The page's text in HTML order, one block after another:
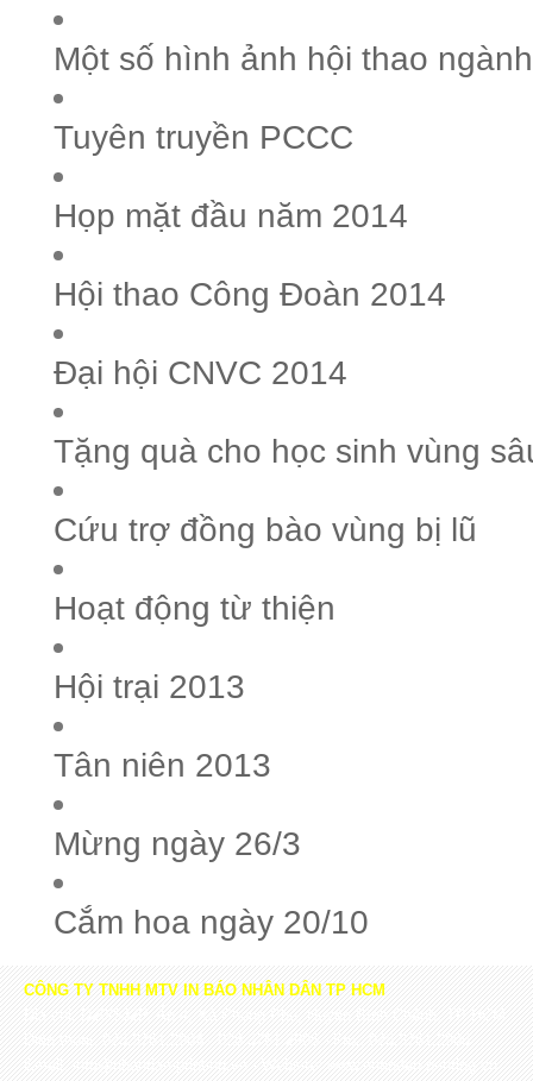
Một số hình ảnh hội thao
Tuyên truyền PCCC
Họp mặt đầu năm 2014
Hội thao Công Đoàn 2014
Đại hội CNVC 2014
Tặng quà cho học sinh vùng
Cứu trợ đồng bào vùng bị lũ
Hoạt động từ thiện
Hội trại 2013
Tân niên 2013
Mừng ngày 26/3
Cắm hoa ngày 20/10
CÔNG TY TNHH MTV IN BÁO NHÂN DÂN TP HCM